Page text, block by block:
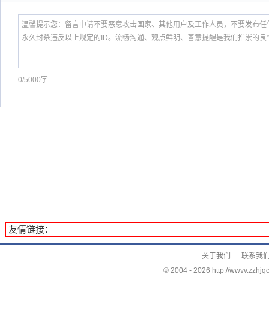
0/5000字
友情链接：
关于我们
联系我
© 2004 - 2026 http://